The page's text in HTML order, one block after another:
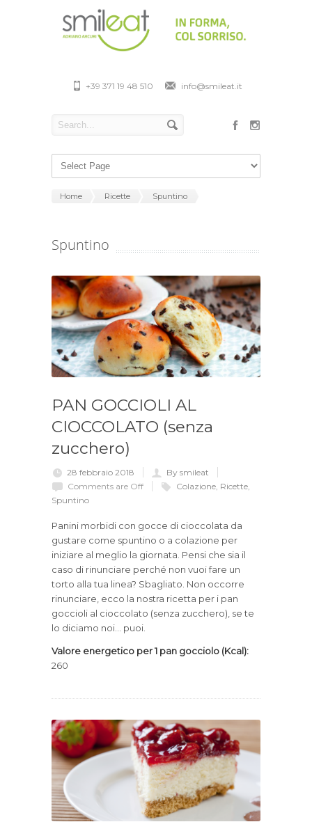
+39 371 19 48 510 info@smileat.it
Home Ricette Spuntino
Spuntino
PAN GOCCIOLI AL
CIOCCOLATO (senza
zucchero)
28 febbraio 2018
By smileat
Comments are Off
Colazione Ricette
Spuntino
Panini morbidi con gocce di cioccolata da
gustare come spuntino o a colazione per
iniziare al meglio la giornata. Pensi che sia il
caso di rinunciare perché non vuoi fare un
torto alla tua linea? Sbagliato. Non occorre
rinunciare, ecco la nostra ricetta per i pan
goccioli al cioccolato (senza zucchero), se te
lo diciamo noi… puoi.
Valore energetico per 1 pan gocciolo (Kcal):
260